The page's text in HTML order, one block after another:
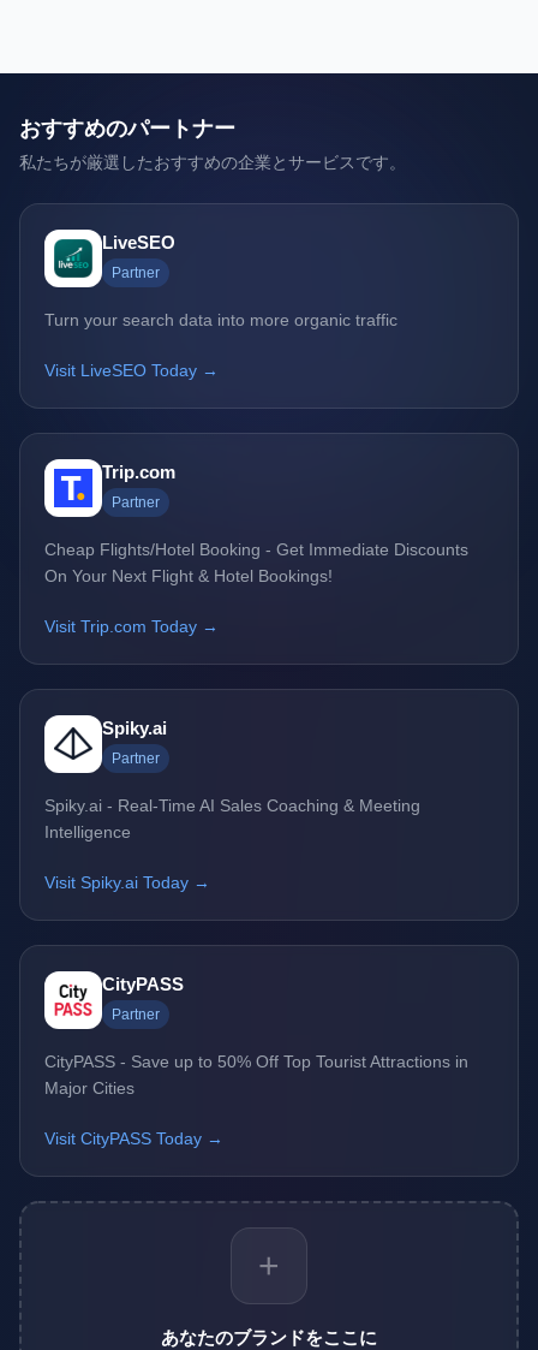
おすすめのパートナー
私たちが厳選したおすすめの企業とサービスです。
LiveSEO
Partner
Turn your search data into more organic traffic
Visit LiveSEO Today →
Trip.com
Partner
Cheap Flights/Hotel Booking - Get Immediate Discounts
On Your Next Flight & Hotel Bookings!
Visit Trip.com Today →
Spiky.ai
Partner
Spiky.ai - Real-Time AI Sales Coaching & Meeting
Intelligence
Visit Spiky.ai Today →
CityPASS
Partner
CityPASS - Save up to 50% Off Top Tourist Attractions in
Major Cities
Visit CityPASS Today →
+
あなたのブランドをここに